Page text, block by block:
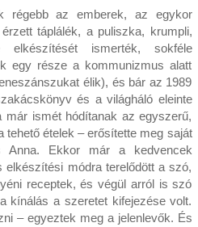
régebb az emberek, az egykor
táplálék, a puliszka, krumpli,
elkészítését ismerték, sokféle
egy része a kommunizmus alatt
élik), és bár az 1989
és a világháló eleinte
már ismét hódítanak az egyszerű,
tehető ételek – erősítette meg saját
Anna. Ekkor már a kedvencek
elkészítési módra terelődött a szó,
receptek, és végül arról is szó
kínálás a szeretet kifejezése volt.
– egyeztek meg a jelenlevők. És